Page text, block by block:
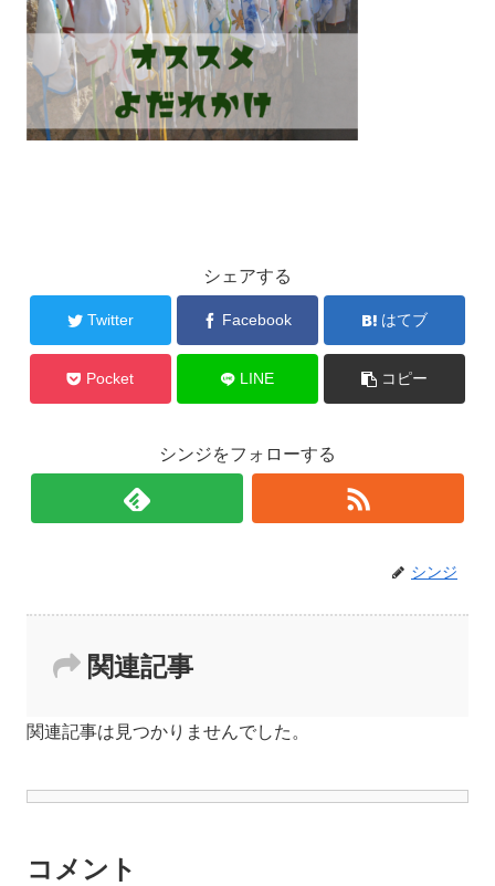
シェアする
Twitter Facebook はてブ
Pocket LINE コピー
シンジをフォローする
シンジ
関連記事
関連記事は見つかりませんでした。
コメント